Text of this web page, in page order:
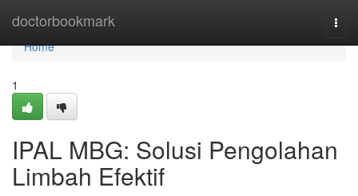
doctorbookmark
Home
Home
1
IPAL MBG: Solusi Pengolahan
Limbah Efektif